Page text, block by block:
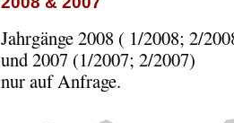
Jahrgänge 2008 ( 1/2008; 2/
und 2007 (1/2007; 2/2007)
nur auf Anfrage.